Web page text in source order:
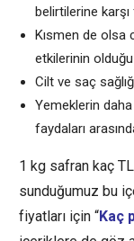
belirtilerine karşı
Kısmen de olsa
etkilerinin
Cilt ve saç
Yemeklerin
faydaları
1 kg safran kaç
sunduğumuz bu
fiyatları için “Kaç